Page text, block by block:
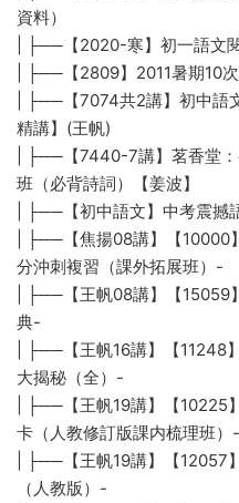
資料）
| ├──【2020-寒】初一語文
| ├──【2809】2011暑期10
| ├──【7074共2講】初中
精講】(王帆)
| ├──【7440-7講】茗香堂
班（必背詩詞）【姜波】
| ├──【初中語文】中考震撼
| ├──【焦揚08講】【10000
分沖刺複習（課外拓展班）-
| ├──【王帆08講】【15059
典-
| ├──【王帆16講】【11248
大揭秘（全）-
| ├──【王帆19講】【10225
卡（人教修訂版課内梳理班）-
| ├──【王帆19講】【12057
（人教版）-